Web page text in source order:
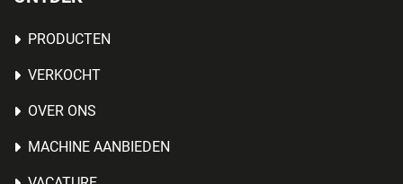
PRODUCTEN
VERKOCHT
OVER ONS
MACHINE AANBIEDEN